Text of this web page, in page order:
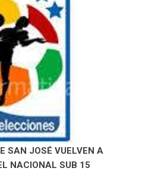
SAN JOSÉ VUELVEN A
NACIONAL SUB 15